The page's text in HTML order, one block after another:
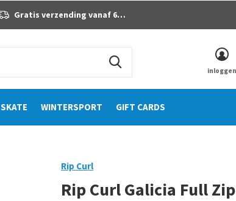
SKATE WINTERSPORT GIFT CARDS
inloggen
Gratis verzending vanaf 60 euro
Rip Curl
Rip Curl Galicia Full